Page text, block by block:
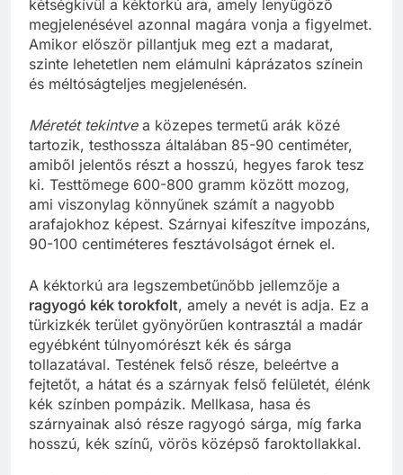
kétségkívül a kéktorkú ara, amely lenyűgöző
megjelenésével azonnal magára vonja a figyelmet.
Amikor először pillantjuk meg ezt a madarat,
szinte lehetetlen nem elámulni káprázatos színein
és méltóságteljes megjelenésén.
Méretét tekintvea közepes termetű arák közé
tartozik, testhossza általában 85-90 centiméter,
amiből jelentős részt a hosszú, hegyes farok tesz
ki. Testtömege 600-800 gramm között mozog,
ami viszonylag könnyűnek számít a nagyobb
arafajokhoz képest. Szárnyai kifeszítve impozáns,
90-100 centiméteres fesztávolságot érnek el.
A kéktorkú ara legszembetűnőbb jellemzője a
ragyogó kék torokfolt, amely a nevét is adja. Ez a
türkizkék terület gyönyörűen kontrasztál a madár
egyébként túlnyomórészt kék és sárga
tollazatával. Testének felső része, beleértve a
fejtetőt, a hátat és a szárnyak felső felületét, élénk
kék színben pompázik. Mellkasa, hasa és
szárnyainak alsó része ragyogó sárga, míg farka
hosszú, kék színű, vörös középső faroktollakkal.